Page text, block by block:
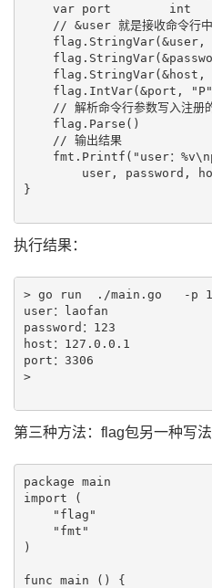
    var port        int
// &user 就是接收命令行中
flag.StringVar(&user,
flag.StringVar(&host,
flag.IntVar(&port,
// 解析命令行参数写入注册
    flag.Parse()
    // 输出结果
fmt.Printf("user：
user, password,
}
执行结果：
> go run  ./main.go   -p
user：laofan
password：123
host：127.0.0.1
port：3306
>
第三种方法：flag包另一种写法
package main
import (
    "flag"
    "fmt"
)
func main () {